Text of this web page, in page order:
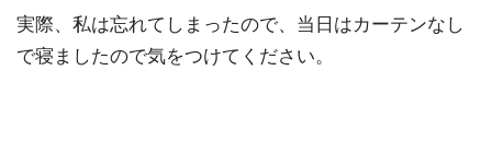
実際、私は忘れてしまったので、当日はカーテンなし
で寝ましたので気をつけてください。